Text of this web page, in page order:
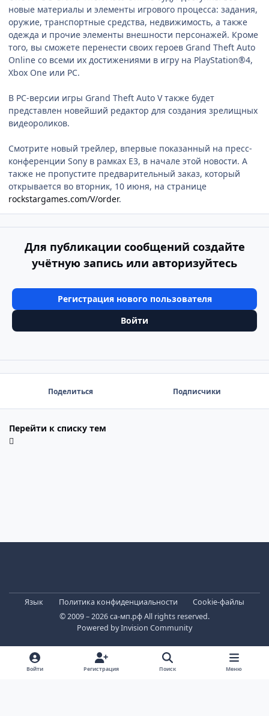
новые материалы и элементы игрового процесса: задания,
оружие, транспортные средства, недвижимость, а также
одежда и прочие элементы внешности персонажей. Кроме
того, вы сможете перенести своих героев Grand Theft Auto
Online со всеми их достижениями в игру на PlayStation®4,
Xbox One или PC.
В PC-версии игры Grand Theft Auto V также будет
представлен новейший редактор для создания зрелищных
видеороликов.
Смотрите новый трейлер, впервые показанный на пресс-
конференции Sony в рамках E3, в начале этой новости. А
также не пропустите предварительный заказ, который
открывается во вторник, 10 июня, на странице
rockstargames.com/V/order.
Для публикации сообщений создайте
учётную запись или авторизуйтесь
Регистрация нового пользователя
Войти
Поделиться Подписчики
Перейти к списку тем
Язык Политика конфиденциальности
Cookie-файлы
© 2009 – 2026 са-мп.рф All rights reserved.
Powered byInvision Community
Войти Регистрация Поиск Меню